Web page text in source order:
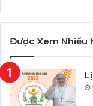
Được Xem Nhiều